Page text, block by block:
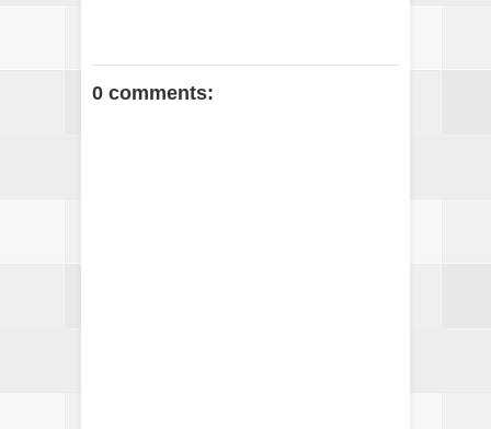
0 comments: